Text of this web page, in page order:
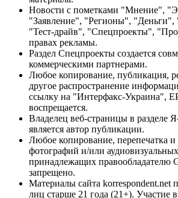
Новости с пометками "Мнение",
"Заявление", "Регионы",
"Тест-драйв", "Спецпроекты",
правах рекламы.
Раздел Спецпроекты создается
коммерческими партнерами.
Любое копирование, публикация,
другое распространение
ссылку на "Интерфакс-Украина",
воспрещается.
Владелец веб-страницы в разделе
является автор публикации.
Любое копирование, перепечатка и
фотографий и/или
принадлежащих правообладателю
запрещено.
Материалы сайта korrespondent.net
лиц старше 21 года (21+). Участие